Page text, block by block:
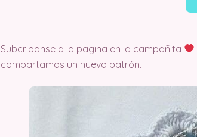
Subcribanse a la pagina en la campañita
compartamos un nuevo patrón.